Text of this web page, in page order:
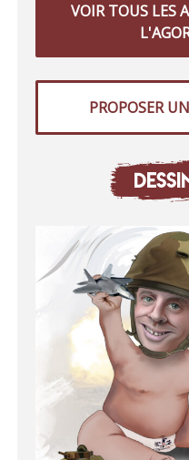
VOIR TOUS LES
PROPOSER